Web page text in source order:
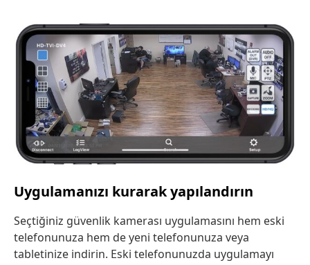
Uygulamanızı kurarak yapılandırın
Seçtiğiniz güvenlik kamerası uygulamasını hem eski
telefonunuza hem de yeni telefonunuza veya
tabletinize indirin. Eski telefonunuzda uygulamayı